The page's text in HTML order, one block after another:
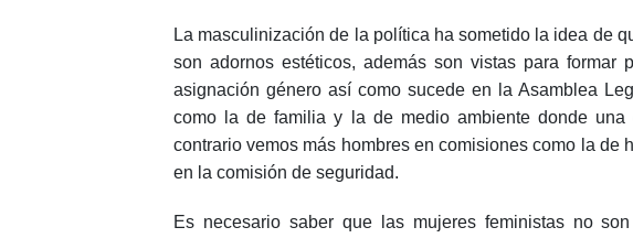
La masculinización de la política ha sometido la idea de
son adornos estéticos, además son vistas para formar
asignación género así como sucede en la Asamblea
como la de familia y la de medio ambiente donde una
contrario vemos más hombres en comisiones como la de
en la comisión de seguridad.
Es necesario saber que las mujeres feministas no